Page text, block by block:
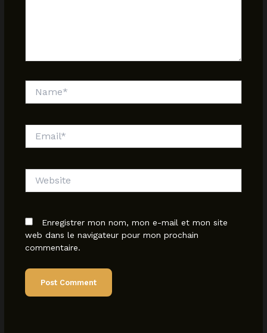
Enregistrer mon nom, mon e-mail et mon site
web dans le navigateur pour mon prochain
commentaire.